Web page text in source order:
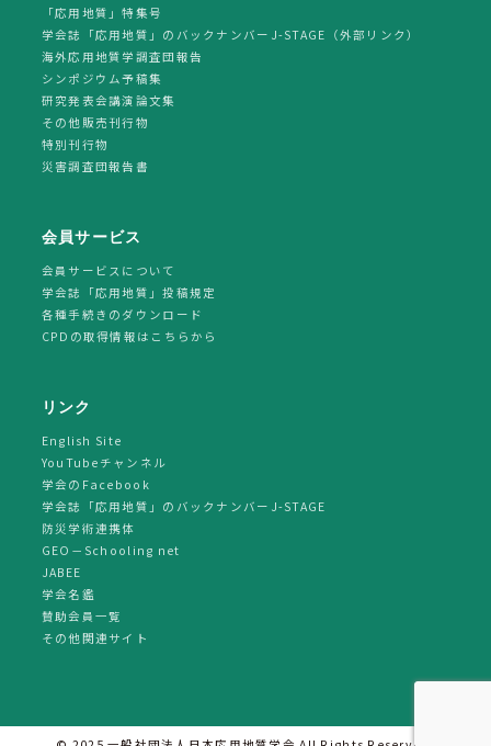
「応用地質」特集号
学会誌「応用地質」のバックナンバーJ-STAGE（外部リンク）
海外応用地質学調査団報告
シンポジウム予稿集
研究発表会講演論文集
その他販売刊行物
特別刊行物
災害調査団報告書
会員サービス
会員サービスについて
学会誌「応用地質」投稿規定
各種手続きのダウンロード
CPDの取得情報はこちらから
リンク
English Site
YouTubeチャンネル
学会のFacebook
学会誌「応用地質」のバックナンバーJ-STAGE
防災学術連携体
GEO－Schooling net
JABEE
学会名鑑
賛助会員一覧
その他関連サイト